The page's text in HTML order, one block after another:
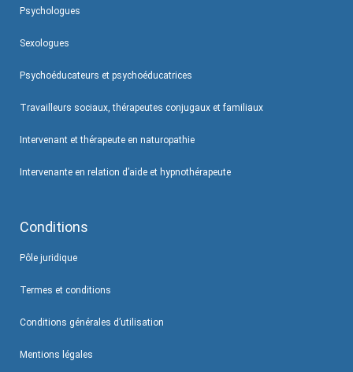
Psychologues
Sexologues
Psychoéducateurs et psychoéducatrices
Travailleurs sociaux, thérapeutes conjugaux et familiaux
Intervenant et thérapeute en naturopathie
Intervenante en relation d’aide et hypnothérapeute
Conditions
Pôle juridique
Termes et conditions
Conditions générales d’utilisation
Mentions légales